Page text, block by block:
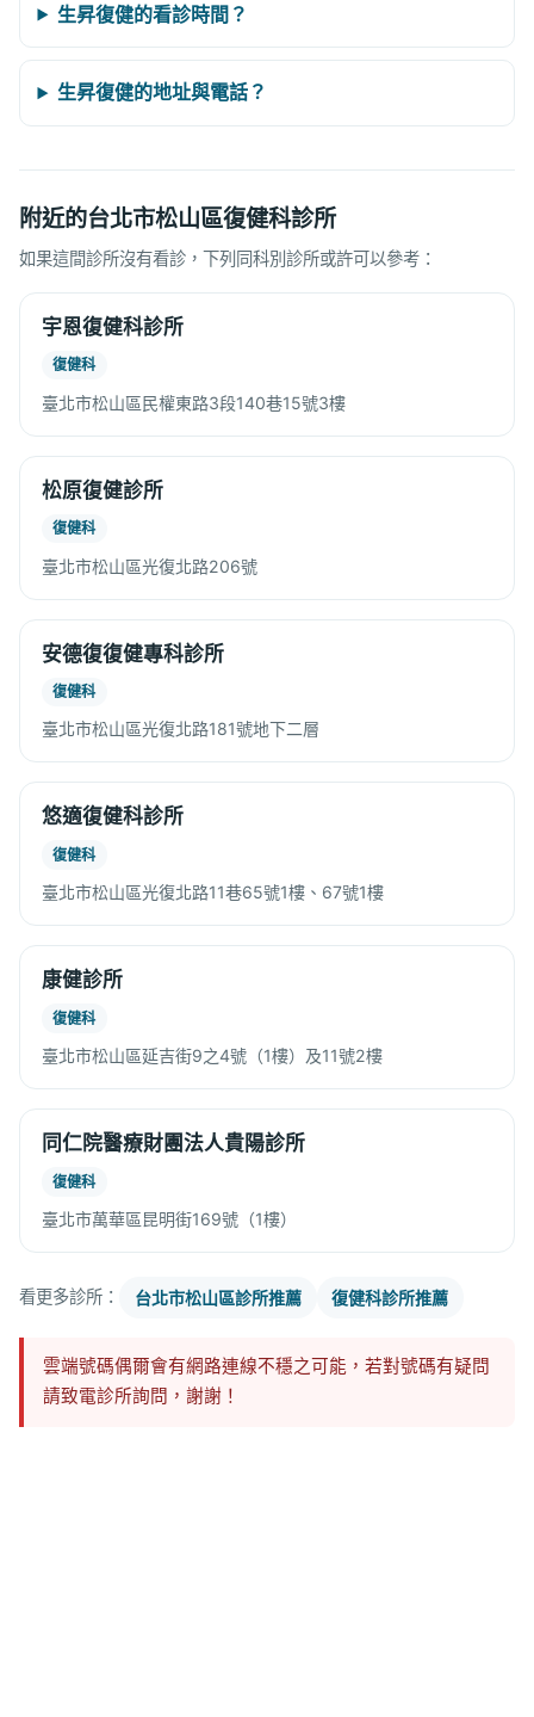
生昇復健的看診時間？
生昇復健的地址與電話？
附近的台北市松山區復健科診所
如果這間診所沒有看診，下列同科別診所或許可以參考：
宇恩復健科診所
復健科
臺北市松山區民權東路3段140巷15號3樓
松原復健診所
復健科
臺北市松山區光復北路206號
安德復復健專科診所
復健科
臺北市松山區光復北路181號地下二層
悠適復健科診所
復健科
臺北市松山區光復北路11巷65號1樓、67號1樓
康健診所
復健科
臺北市松山區延吉街9之4號（1樓）及11號2樓
同仁院醫療財團法人貴陽診所
復健科
臺北市萬華區昆明街169號（1樓）
看更多診所： 台北市松山區診所推薦 復健科診所推薦
雲端號碼偶爾會有網路連線不穩之可能，若對號碼有疑問
請致電診所詢問，謝謝！